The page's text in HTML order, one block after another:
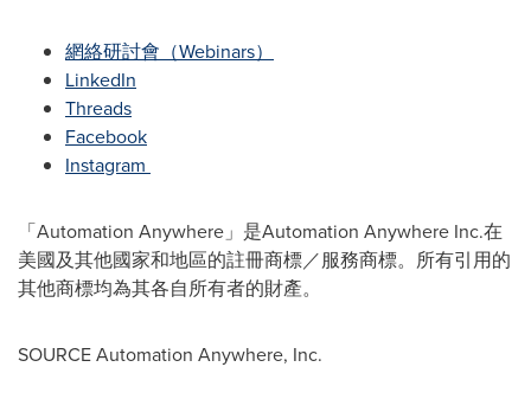
網絡研討會（Webinars）
LinkedIn
Threads
Facebook
Instagram
「Automation Anywhere」是Automation Anywhere Inc.在
美國及其他國家和地區的註冊商標／服務商標。所有引用的
其他商標均為其各自所有者的財產。
SOURCE Automation Anywhere, Inc.